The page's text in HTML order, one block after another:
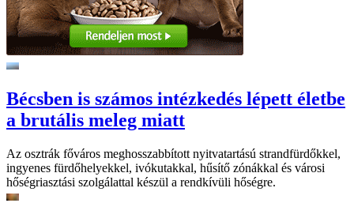
Bécsben is számos intézkedés lépett életbe
a brutális meleg miatt
Az osztrák főváros meghosszabbított nyitvatartású strandfürdőkkel,
ingyenes fürdőhelyekkel, ivókutakkal, hűsítő zónákkal és városi
hőségriasztási szolgálattal készül a rendkívüli hőségre.